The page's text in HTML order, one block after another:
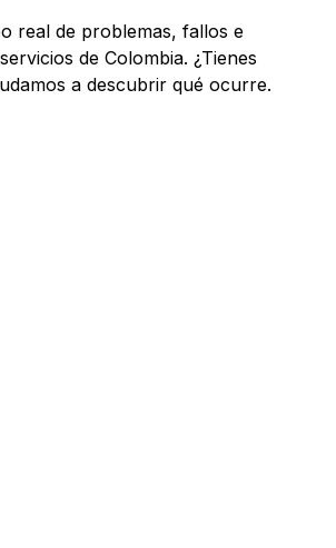
real de problemas, fallos e
de Colombia. ¿Tienes
a descubrir qué ocurre.